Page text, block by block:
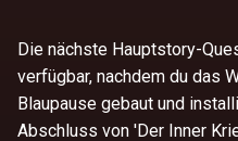
Die nächste Hauptstory-
verfügbar, nachdem du das
Blaupause gebaut und
Abschluss von 'Der Inner